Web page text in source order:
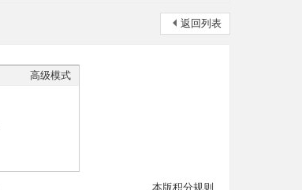
返回列表
高级模式
本版积分规则